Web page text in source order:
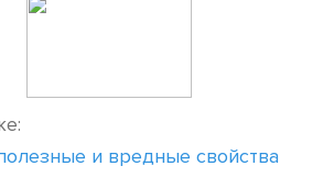
и вредные свойства